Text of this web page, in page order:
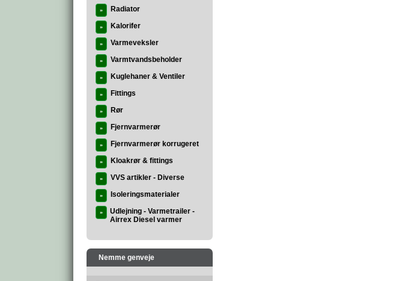
» Radiator
» Kalorifer
» Varmeveksler
» Varmtvandsbeholder
» Kuglehaner & Ventiler
» Fittings
» Rør
» Fjernvarmerør
» Fjernvarmerør korrugeret
» Kloakrør & fittings
» VVS artikler - Diverse
» Isoleringsmaterialer
»
Udlejning - Varmetrailer -
Airrex Diesel varmer
Nemme genveje